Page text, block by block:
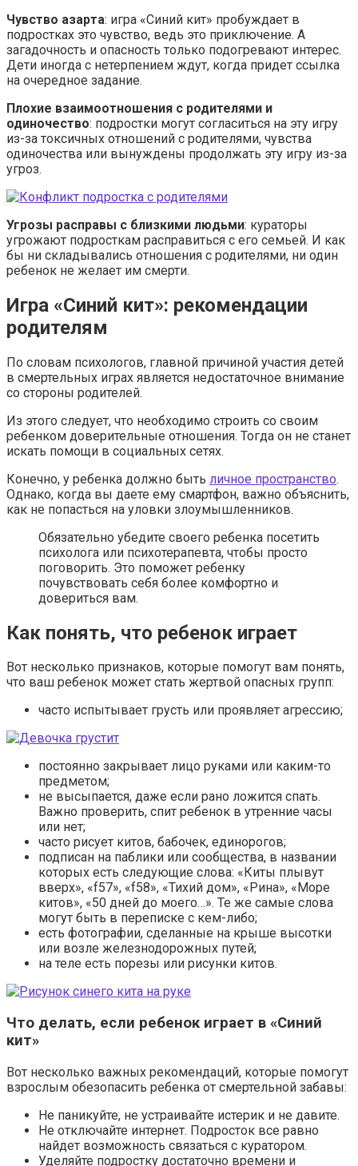
Чувство азарта: игра «Синий кит» пробуждает в
подростках это чувство, ведь это приключение. А
загадочность и опасность только подогревают интерес.
Дети иногда с нетерпением ждут, когда придет ссылка
на очередное задание.
Плохие взаимоотношения с родителями и
одиночество: подростки могут согласиться на эту игру
из-за токсичных отношений с родителями, чувства
одиночества или вынуждены продолжать эту игру из-за
угроз.
Угрозы расправы с близкими людьми: кураторы
угрожают подросткам расправиться с его семьей. И как
бы ни складывались отношения с родителями, ни один
ребенок не желает им смерти.
Игра «Синий кит»: рекомендации
родителям
По словам психологов, главной причиной участия детей
в смертельных играх является недостаточное внимание
со стороны родителей.
Из этого следует, что необходимо строить со своим
ребенком доверительные отношения. Тогда он не станет
искать помощи в социальных сетях.
Конечно, у ребенка должно быть личное пространство.
Однако, когда вы даете ему смартфон, важно объяснить,
как не попасться на уловки злоумышленников.
Обязательно убедите своего ребенка посетить
психолога или психотерапевта, чтобы просто
поговорить. Это поможет ребенку
почувствовать себя более комфортно и
довериться вам.
Как понять, что ребенок играет
Вот несколько признаков, которые помогут вам понять,
что ваш ребенок может стать жертвой опасных групп:
часто испытывает грусть или проявляет агрессию;
постоянно закрывает лицо руками или каким-то
предметом;
не высыпается, даже если рано ложится спать.
Важно проверить, спит ребенок в утренние часы
или нет;
часто рисует китов, бабочек, единорогов;
подписан на паблики или сообщества, в названии
которых есть следующие слова: «Киты плывут
вверх», «f57», «f58», «Тихий дом», «Рина», «Море
китов», «50 дней до моего…». Те же самые слова
могут быть в переписке с кем-либо;
есть фотографии, сделанные на крыше высотки
или возле железнодорожных путей;
на теле есть порезы или рисунки китов.
Что делать, если ребенок играет в «Синий
кит»
Вот несколько важных рекомендаций, которые помогут
взрослым обезопасить ребенка от смертельной забавы:
Не паникуйте, не устраивайте истерик и не давите.
Не отключайте интернет. Подросток все равно
найдет возможность связаться с куратором.
Уделяйте подростку достаточно времени и